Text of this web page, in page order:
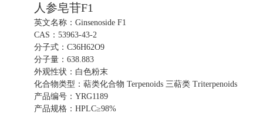
人参皂苷F1
英文名称： Ginsenoside F1
CAS：53963-43-2
分子式： C36H62O9
分子量： 638.883
外观性状：白色粉末
化合物类型：萜类化合物 Terpenoids 三萜类 Triterpenoids
产品编号： YRG1189
产品规格： HPLC≥98%